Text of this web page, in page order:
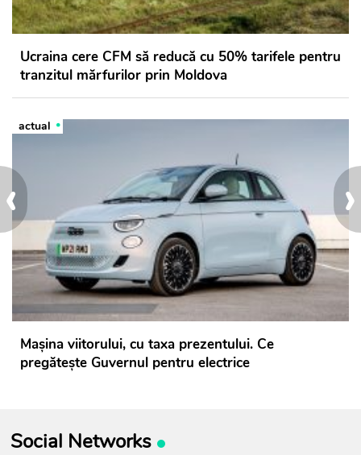
›
‹
Ucraina cere CFM să reducă cu 50% tarifele pentru
tranzitul mărfurilor prin Moldova
actual
Mașina viitorului, cu taxa prezentului. Ce
pregătește Guvernul pentru electrice
Social Networks